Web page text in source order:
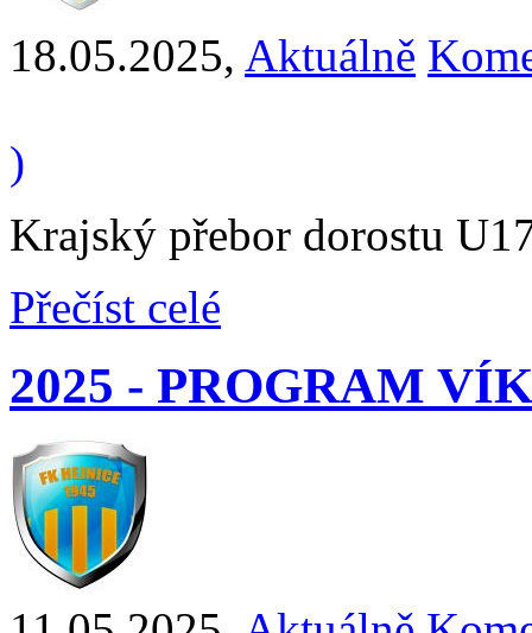
18.05.2025, Aktuálně
)
Krajský přebor dorostu
Přečíst celé
2025 - PROGRAM